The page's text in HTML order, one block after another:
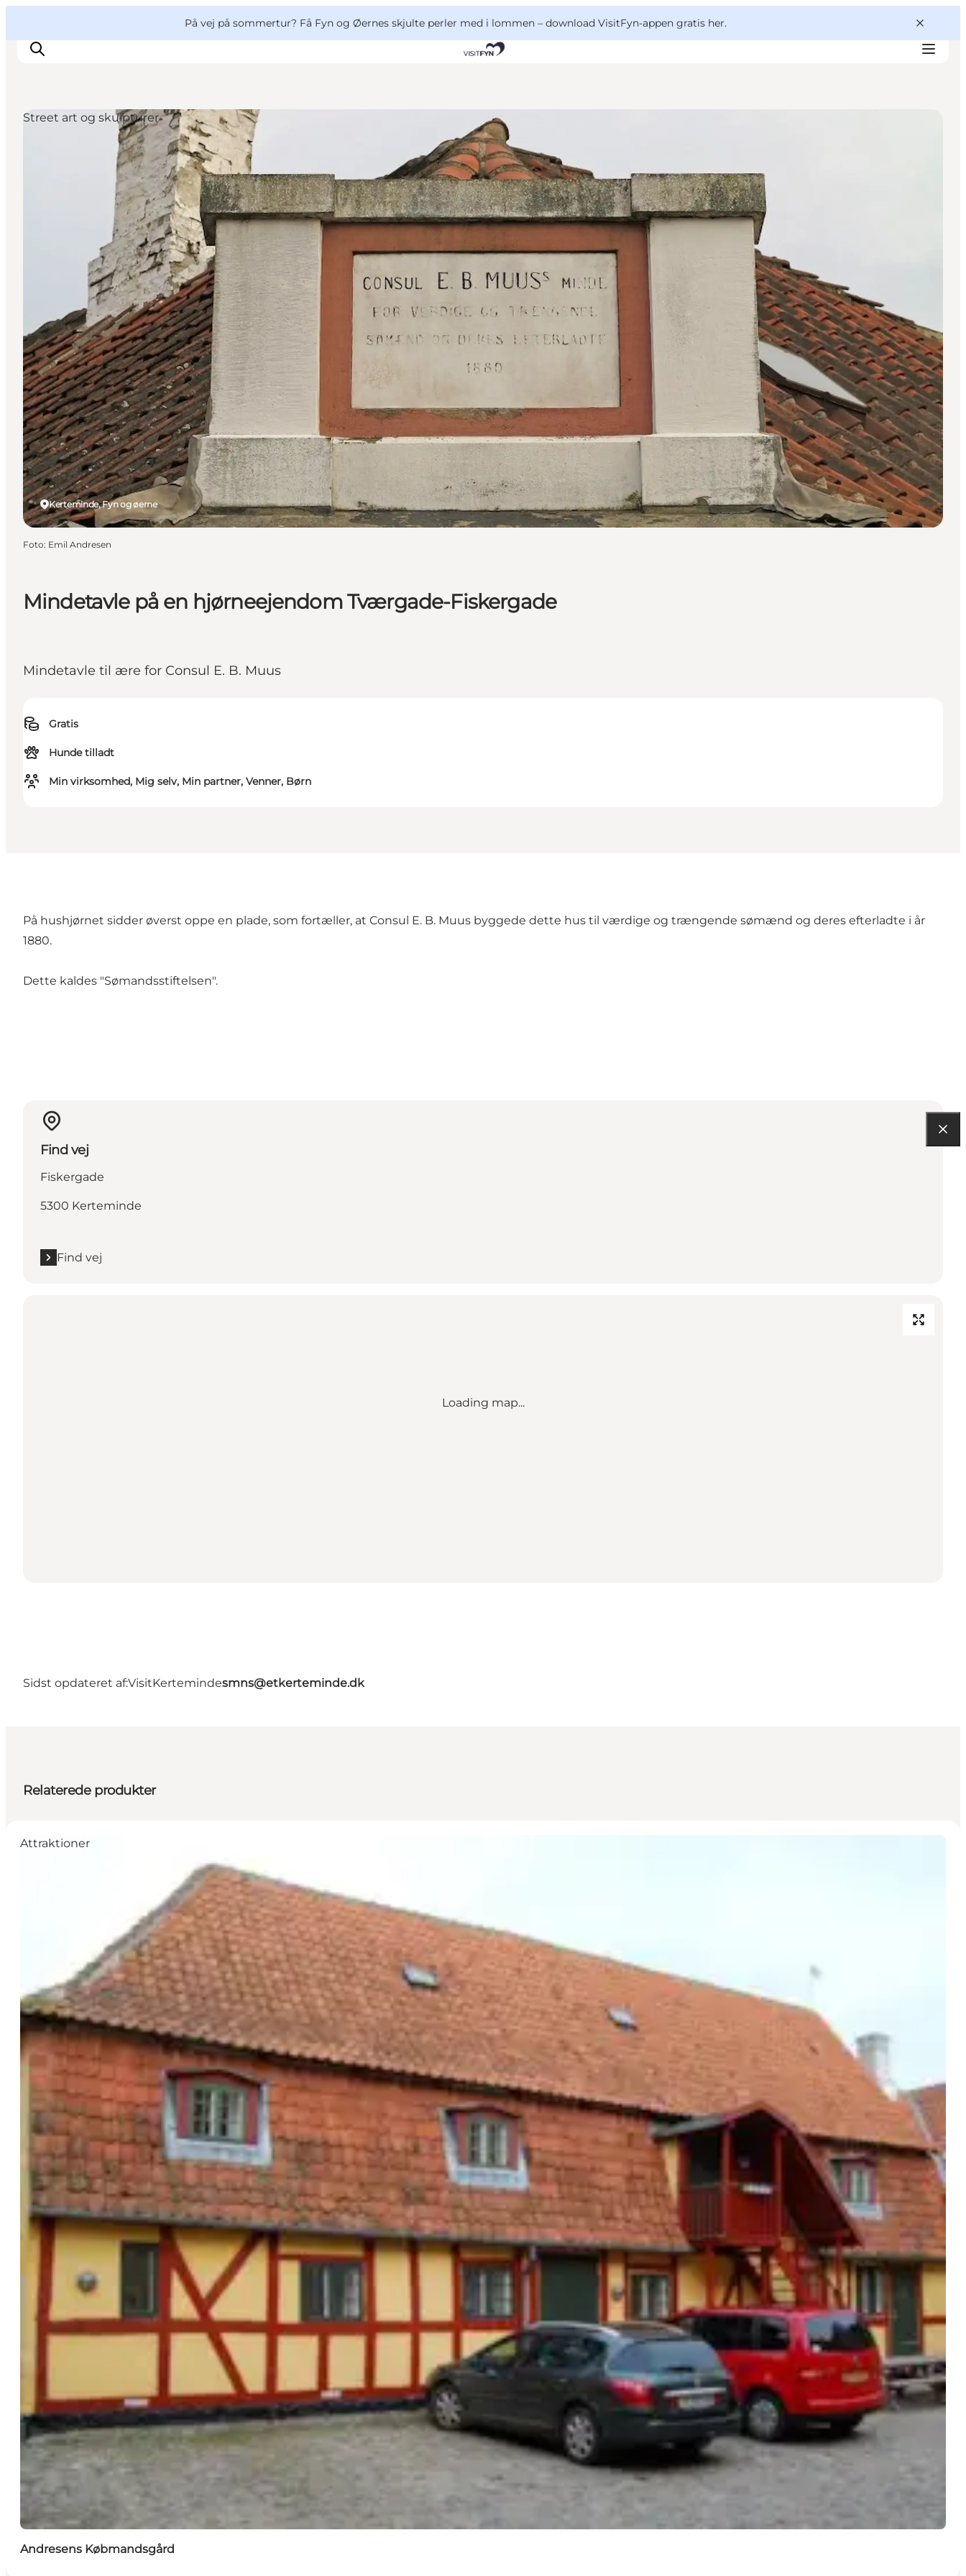
På vej på sommertur? Få Fyn og Øernes skjulte perler med i lommen – download VisitFyn-appen gratis her.
Mad og drikke
Overnatning
Book lokale oplevelser
Mindetavle på en hjørneejendom Tværgade-Fiskergade
Mindetavle til ære for Consul E. B. Muus
Gratis
Hunde tilladt
Min virksomhed, Mig selv, Min partner, Venner, Børn
Kerteminde, Fyn og øerne
Street art og skulpturer
Foto: Emil Andresen
På hushjørnet sidder øverst oppe en plade, som fortæller, at Consul E. B. Muus byggede dette hus til værdige og trængende sømænd og deres efterladte i år
1880.
Dette kaldes "Sømandsstiftelsen".
Find vej
Fiskergade
5300 Kerteminde
Find vej
Loading map...
Sidst opdateret af:VisitKertemindesmns@etkerteminde.dk
Relaterede produkter
Attraktioner
Andresens Købmandsgård